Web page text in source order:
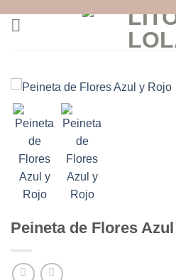
Peineta de Flores